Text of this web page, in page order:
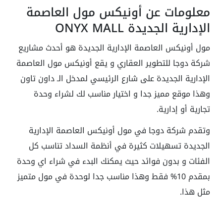
معلومات عن أونيكس مول العاصمة
الإدارية الجديدة ONYX MALL
مول أونيكس العاصمة الإدارية الجديدة هو أحدث مشاريع
شركة دوجا للتطوير العقاري و يقع أونيكس مول العاصمة
الإدارية الجديدة على شارع الرئيسي لمدخل الـ داون تاون
وهذا موقع مميز جدا و اختيار مناسب لك لشراء وحدة
تجارية أو إدارية.
وتقدم شركة دوجا في مول أونيكس العاصمة الإدارية
الجديدة تسهيلات كثيرة في أنظمة السداد تناسب كل
الفئات و بدون فوائد حيث يمكنك البدء في شراء اي وحدة
بمقدم 10% فقط وهذا مناسب جدا لوحدة في مول متميز
مثل هذا.